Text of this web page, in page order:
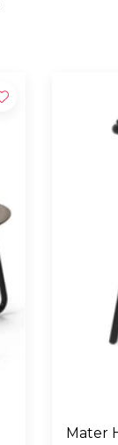
Mater